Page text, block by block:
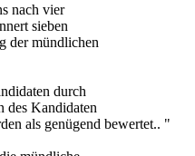
nach vier
sieben
der mündlichen
durch
des Kandidaten
als genügend bewertet.. "